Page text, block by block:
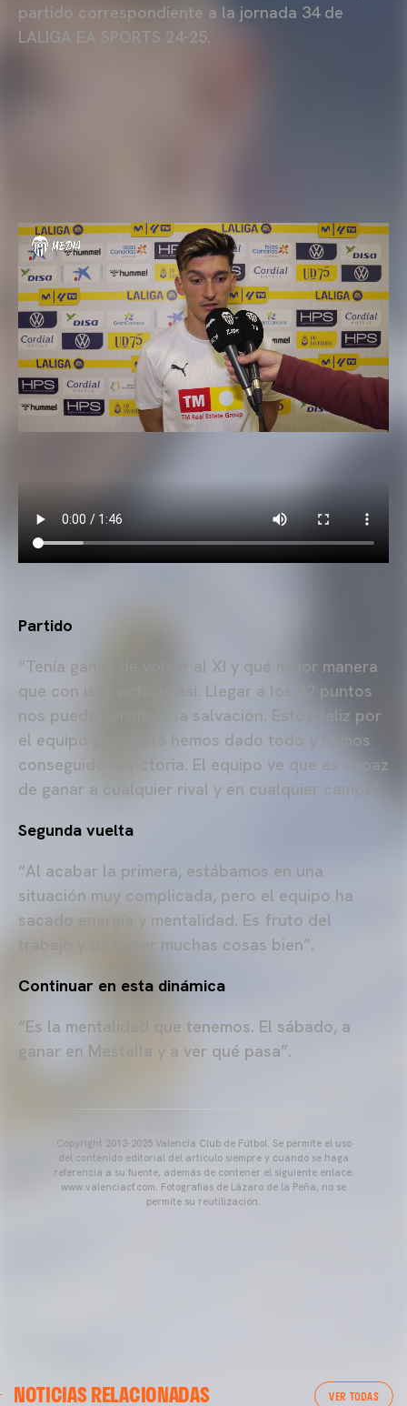
partido correspondiente a la jornada 34 de
LALIGA EA SPORTS 24-25.
Partido
“Tenía ganas de volver al XI y qué mejor manera
que con una victoria así. Llegar a los 42 puntos
nos puede certificar la salvación. Estoy feliz por
el equipo porque lo hemos dado todo y hemos
conseguido la victoria. El equipo ve que es capaz
de ganar a cualquier rival y en cualquier campo”.
Segunda vuelta
“Al acabar la primera, estábamos en una
situación muy complicada, pero el equipo ha
sacado energía y mentalidad. Es fruto del
trabajo y de hacer muchas cosas bien”.
Continuar en esta dinámica
“Es la mentalidad que tenemos. El sábado, a
ganar en Mestalla y a ver qué pasa”.
Copyright 2013-2025 Valencia Club de Fútbol. Se permite el uso
del contenido editorial del artículo siempre y cuando se haga
referencia a su fuente, además de contener el siguiente enlace:
www.valenciacf.com. Fotografías de Lázaro de la Peña, no se
permite su reutilización.
NOTICIAS RELACIONADAS VER TODAS
ENTRENAMIENTO DEL VALENCIA CF 04/03/26